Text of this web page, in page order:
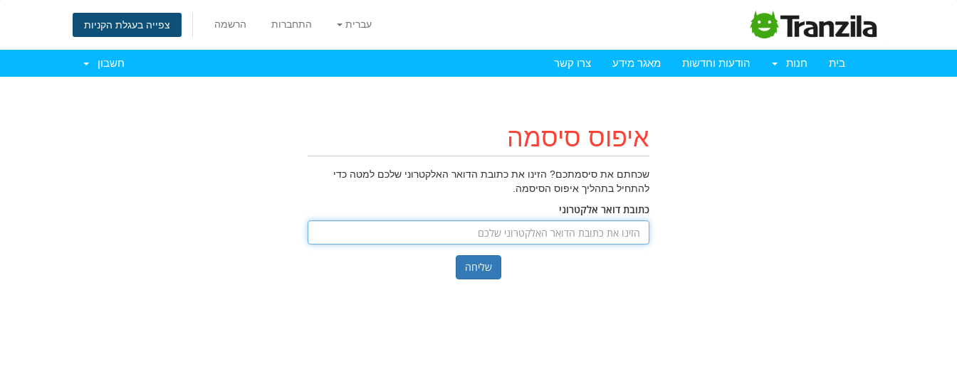
עברית התחברות הרשמה צפייה בעגלת הקניות
בית חנות הודעות וחדשות מאגר מידע צרו קשר חשבון
איפוס סיסמה
שכחתם את סיסמתכם? הזינו את כתובת הדואר האלקטרוני שלכם למטה כדי
להתחיל בתהליך איפוס הסיסמה.
כתובת דואר אלקטרוני
שליחה